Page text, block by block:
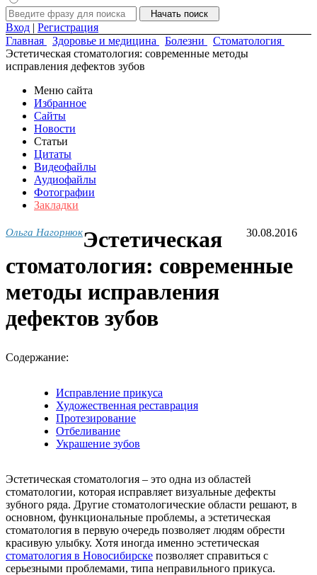
Вход | Регистрация
Главная
Здоровье и медицина Болезни
Стоматология
Эстетическая стоматология: современные методы
исправления дефектов зубов
Меню сайта
Избранное
Сайты
Новости
Статьи
Цитаты
Видеофайлы
Аудиофайлы
Фотографии
Закладки
Ольга Нагорнюк 30.08.2016
Эстетическая
стоматология: современные
методы исправления
дефектов зубов
Содержание:
Исправление прикуса
Художественная реставрация
Протезирование
Отбеливание
Украшение зубов
Эстетическая стоматология – это одна из областей
стоматологии, которая исправляет визуальные дефекты
зубного ряда. Другие стоматологические области решают, в
основном, функциональные проблемы, а эстетическая
стоматология в первую очередь позволяет людям обрести
красивую улыбку. Хотя иногда именно эстетическая
стоматология в Новосибирске позволяет справиться с
серьезными проблемами, типа неправильного прикуса.